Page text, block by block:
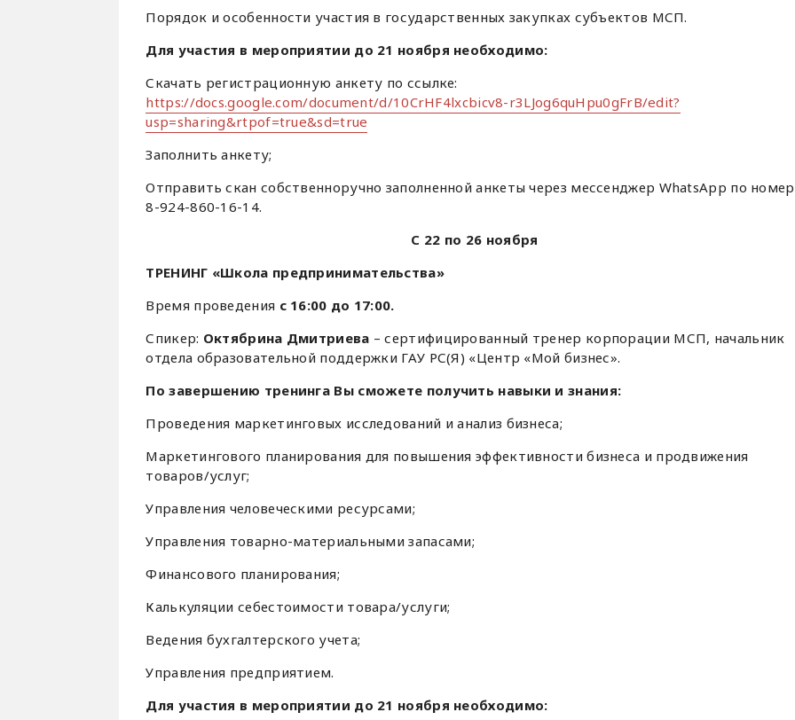
Порядок и особенности участия в государственных закупках субъектов МСП.
Для участия в мероприятии до 21 ноября необходимо:
Скачать регистрационную анкету по ссылке:
https://docs.google.com/document/d/10CrHF4lxcbicv8-r3LJog6quHpu0gFrB/edit?
usp=sharing&rtpof=true&sd=true
Заполнить анкету;
Отправить скан собственноручно заполненной анкеты через мессенджер WhatsApp по
8-924-860-16-14.
С 22 по 26 ноября
ТРЕНИНГ «Школа предпринимательства»
Время проведения с 16:00 до 17:00.
Спикер: Октябрина Дмитриева – сертифицированный тренер корпорации МСП, начальник
отдела образовательной поддержки ГАУ РС(Я) «Центр «Мой бизнес».
По завершению тренинга Вы сможете получить навыки и знания:
Проведения маркетинговых исследований и анализ бизнеса;
Маркетингового планирования для повышения эффективности бизнеса и продвижения
товаров/услуг;
Управления человеческими ресурсами;
Управления товарно-материальными запасами;
Финансового планирования;
Калькуляции себестоимости товара/услуги;
Ведения бухгалтерского учета;
Управления предприятием.
Для участия в мероприятии до 21 ноября необходимо: